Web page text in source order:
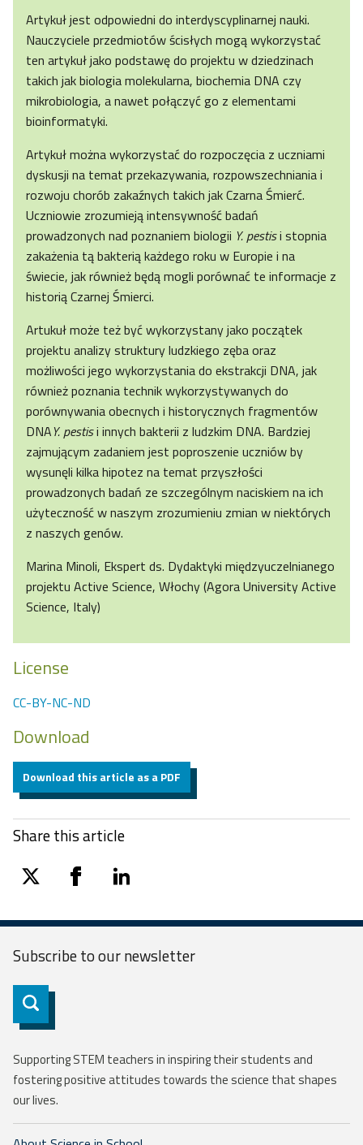
Artykuł jest odpowiedni do interdyscyplinarnej nauki.
Nauczyciele przedmiotów ścisłych mogą wykorzystać
ten artykuł jako podstawę do projektu w dziedzinach
takich jak biologia molekularna, biochemia DNA czy
mikrobiologia, a nawet połączyć go z elementami
bioinformatyki.
Artykuł można wykorzystać do rozpoczęcia z uczniami
dyskusji na temat przekazywania, rozpowszechniania i
rozwoju chorób zakaźnych takich jak Czarna Śmierć.
Uczniowie zrozumieją intensywność badań
prowadzonych nad poznaniem biologii Y. pestisi stopnia
zakażenia tą bakterią każdego roku w Europie i na
świecie, jak również będą mogli porównać te informacje z
historią Czarnej Śmierci.
Artukuł może też być wykorzystany jako początek
projektu analizy struktury ludzkiego zęba oraz
możliwości jego wykorzystania do ekstrakcji DNA, jak
również poznania technik wykorzystywanych do
porównywania obecnych i historycznych fragmentów
DNAY. pestisi innych bakterii z ludzkim DNA. Bardziej
zajmującym zadaniem jest poproszenie uczniów by
wysunęli kilka hipotez na temat przyszłości
prowadzonych badań ze szczególnym naciskiem na ich
użyteczność w naszym zrozumieniu zmian w niektórych
z naszych genów.
Marina Minoli, Ekspert ds. Dydaktyki międzyuczelnianego
projektu Active Science, Włochy (Agora University Active
Science, Italy)
License
CC-BY-NC-ND
Download
Download this article as a PDF
Share this article
twitter facebooklinkedin
Subscribe to ournewsletter
Subscribe
Supporting STEM teachers in inspiring their students and
fostering positive attitudes towards the science that shapes
our lives.